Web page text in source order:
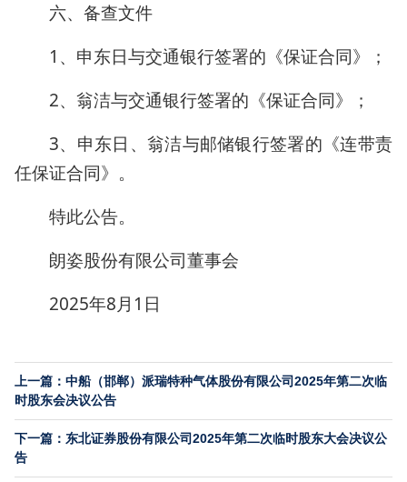
六、备查文件
1、申东日与交通银行签署的《保证合同》；
2、翁洁与交通银行签署的《保证合同》；
3、申东日、翁洁与邮储银行签署的《连带责
任保证合同》。
特此公告。
朗姿股份有限公司董事会
2025年8月1日
上一篇：中船（邯郸）派瑞特种气体股份有限公司2025年第二次临
时股东会决议公告
下一篇：东北证券股份有限公司2025年第二次临时股东大会决议公
告